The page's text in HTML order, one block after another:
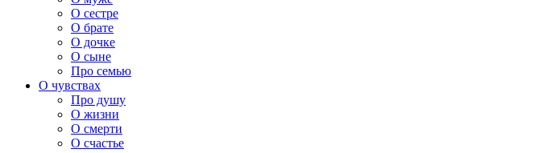
О сестре
О брате
О дочке
О сыне
Про семью
О чувствах
Про душу
О жизни
О смерти
О счастье